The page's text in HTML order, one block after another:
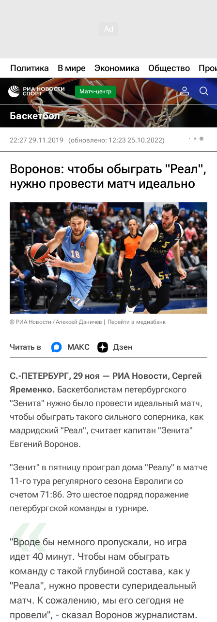
Политика В мире Экономика Общество
Матч-центр
Баскетбол
22:27 29.11.2019 (обновлено: 12:23 25.10.2022)
Воронов: чтобы обыграть "Реал",
нужно провести матч идеально
© РИА Новости / Алексей Даничев Перейти в медиабанк
Читать в МАКС Дзен
С.-ПЕТЕРБУРГ, 29 ноя — РИА Новости, Сергей
Яременко. Баскетболистам петербургского
"Зенита" нужно было провести идеальный матч,
чтобы обыграть такого сильного соперника, как
мадридский "Реал", считает капитан "Зенита"
Евгений Воронов.
"Зенит" в пятницу проиграл дома "Реалу" в матче
11-го тура регулярного сезона Евролиги со
счетом 71:86. Это шестое подряд поражение
петербургской команды в турнире.
«
"Вроде бы немного пропускали, но игра
идет 40 минут. Чтобы нам обыграть
команду с такой глубиной состава, как у
"Реала", нужно провести суперидеальный
матч. К сожалению, мы его сегодня не
провели", - сказал Воронов журналистам.